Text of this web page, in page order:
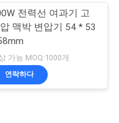
전력선 여과기 고
맥박 변압기 54 * 53
가능 MOQ:1000개
연락하다